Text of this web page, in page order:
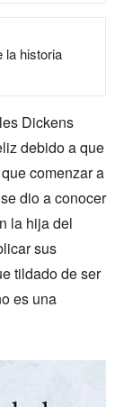
la historia
Dickens
debido a que
comenzar a
dio a conocer
la hija del
sus
tildado de ser
es una